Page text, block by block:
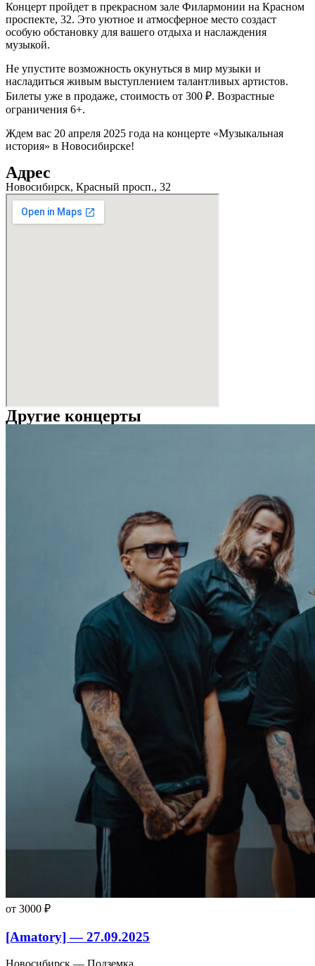
Концерт пройдет в прекрасном зале Филармонии на Красном
проспекте, 32. Это уютное и атмосферное место создаст
особую обстановку для вашего отдыха и наслаждения
музыкой.
Не упустите возможность окунуться в мир музыки и
насладиться живым выступлением талантливых артистов.
Билеты уже в продаже, стоимость от 300 ₽. Возрастные
ограничения 6+.
Ждем вас 20 апреля 2025 года на концерте «Музыкальная
история» в Новосибирске!
Адрес
Новосибирск, Красный просп., 32
Другие концерты
от 3000 ₽
[Amatory] — 27.09.2025